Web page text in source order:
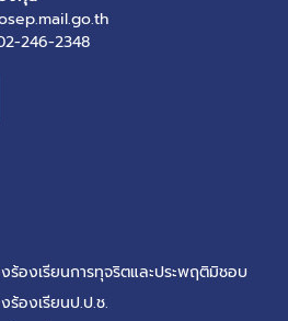
246-2348
ร้องเรียนการทุจริตและประพฤติมิชอบ
ร้องเรียนป.ป.ช.